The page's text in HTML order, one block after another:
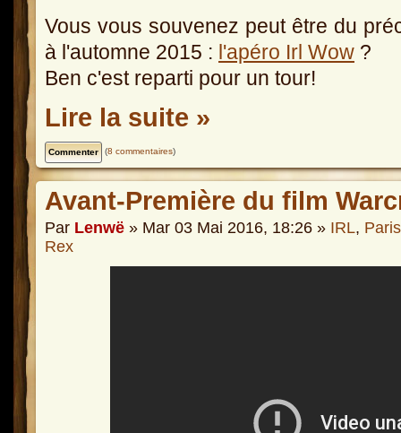
Vous vous souvenez peut être du
à l'automne 2015 : l'apéro Irl Wow ?
Ben c'est reparti pour un tour!
Lire la suite »
(8 commentaires)
Avant-Première du film
Par Lenwë » Mar 03 Mai 2016, 18:26 » IRL, Paris
Rex